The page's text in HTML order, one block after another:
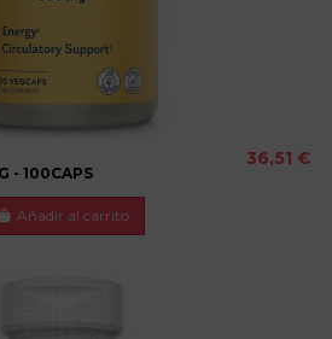
- 100CAPS
36,51 €
Añadir al carrito